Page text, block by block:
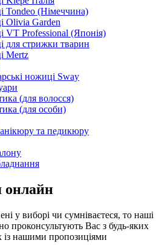
Tondeo (Німеччина)
Olivia Garden
VT Professional (Японія)
для стрижки тварин
Mertz
ножиці Sway
(для волосся)
(для особи)
та педикюру
онлайн
у виборі чи сумніваєтеся, то наші
проконсультують Вас з будь-яких
із нашими пропозиціями